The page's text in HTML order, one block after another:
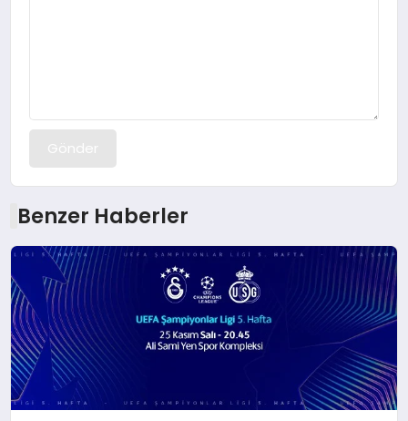
Gönder
Benzer Haberler